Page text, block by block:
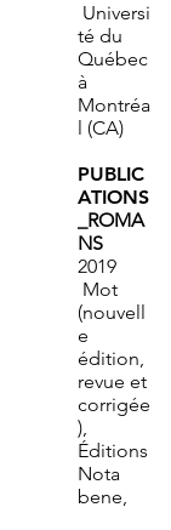
Universi
té du
Québec
à
Montréa
l (CA)
PUBLIC
ATIONS
_ROMA
NS
2019
Mot
(nouvell
e
édition,
revue et
corrigée
),
Éditions
Nota
bene,